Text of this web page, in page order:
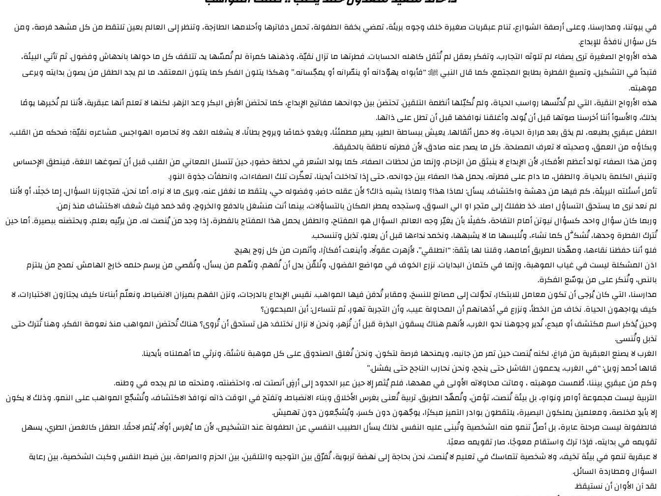
في بيوتنا، ومدارسنا، وعلى أرصفة الشوارع، تنام عبقريات صغيرة خلف وجوه بريئة، تمضي بخفة الطفولة، تحمل دفاترها وأحلامها الطازجة، وتنظر إلى العالم بعين تلتقط من كل مشهد فرصة، ومن
كل سؤال نافذةً للإبداع.
هذه الأرواح الصغيرة ترى بصفاء لم تلوثه التجارب، وتفكر بعقل لم تُثقل كاهله الحسابات. فطرتها ما تزال نقيّة، وذهنها كمرآة لم تُمسّها يد، تتلقف كل ما حولها باندهاش وفضول. ثم تأتي البيئة،
فتبدأ في التشكيل، وتصبغ الفطرة بطابع المجتمع، كما قال النبي ﷺ: “فأبواه يهوّدانه أو ينصّرانه أو يمجّسانه.” وهكذا يتلون الفكر كما يتلون المعتقد، ما لم يجد الطفل من يصون بدايته ويرعى
موهبته.
هذه الأرواح النقية، التي لم تُدنّسها رواسب الحياة، ولم تُكبّلها أنظمة التلقين. تحتضن بين جوانحها مفاتيح الإبداع، كما تحتضن الأرض البكر وعد الزهر. لكنها لا تعلم أنها عبقرية، لأننا لم نُخبرها يومًا
بذلك، والأسوأ أننا أخرسنا صوتها قبل أن يُولد، وأغلقنا نوافذها قبل أن تطل على ذاتها.
الطفل عبقري بطبعه، لم يذق بعد مرارة الحياة، ولا حمل أثقالها. يعيش ببساطة الطير، يطير مطمئنًا، ويغدو خماصًا ويروح بطانًا، لا يشغله الغد، ولا تحاصره الهواجس. مشاعره نقيّة؛ ضحكه من القلب،
وبكاؤه من العمق، وصحبته لا تعرف المصلحة. كل ما يصدر عنه صادق، لأن فطرته ناطقة بالحقيقة.
ومن هذا الصفاء تولد أعظم الأفكار، لأن الإبداع لا ينبثق من الزحام، وإنما من لحظات الصفاء. كما يولد الشعر في لحظة حضور، حين تتسلل المعاني من القلب قبل أن تصوغها اللغة، فينطق الإحساس
وتنبض الكلمة بالحياة. والطفل، ما دام على فطرته، يحمل هذا الصفاء بين جوانحه، حتى إذا تداخلت أيدينا، تعكّرت تلك الصفاءات، وانطفأت جذوة النور.
تأمل أسئلته البريئة، كم فيها من دهشة واكتشاف. يسأل: لماذا هذا؟ ولماذا يشبه ذاك؟ لأن عقله حاضر، وفضوله حي، يلتقط ما نغفل عنه، ويرى ما لا نراه. أما نحن، فتجاوزنا السؤال، إما خجلًا، أو لأننا
لم نعد نرى ما يستحق التساؤل اصلا. خذ طفلك إلى متجر او الي السوق، وستجده يمطر المكان بالتساؤلات، بينما أنت منشغل بالدفع والخروج، وقد خمد فيك شغف الاكتشاف منذ زمن.
وربما كان سؤال واحد، كسؤال نيوتن أمام التفاحة، كفيلًا بأن يغيّر وجه العالم. السؤال هو المفتاح، والطفل يحمل هذا المفتاح بالفطرة، إذا وجد من يُنصت له، من يربّيه بعلم، ويحتضنه ببصيرة. أما حين
تُترك الفطرة وحدها، تُشكَّل كما نشاء، ونُلبسها ما لا يشبهها، ونخمد نداءها قبل أن يعلو، تذبل وتنسحب.
فلو أننا حفظنا نقاءها، ومهّدنا الطريق أمامها، وقلنا لها بثقة: “انطلقي”، لأزهرت عقولًا، وأينعت أفكارًا، وأثمرت من كل زوج بهيج.
اذن المشكلة ليست في غياب الموهبة، وإنما في كتمان البدايات. نزرع الخوف في مواضع الفضول، ونُلقّن بدل أن نُفهم، ونتّهم من يسأل، ونُقصي من يرسم حلمه خارج الهامش. نمدح من يلتزم
بالنص، ونُنكر على من يوسّع الفكرة.
مدارسنا، التي كان يُرجى أن تكون معامل للابتكار، تحوّلت إلى مصانع للنسخ، ومقابر تُدفن فيها المواهب. نقيس الإبداع بالدرجات، ونزن الفهم بميزان الانضباط، ونعلّم أبناءنا كيف يجتازون الاختبارات، لا
كيف يواجهون الحياة. نخاف من الخطأ، ونزرع في أذهانهم أن المحاولة عيب، وأن التجربة تهور، ثم نتساءل: أين المبدعون؟
وحين يُذكر اسم مكتشف أو مبدع، نُدير وجوهنا نحو الغرب، لأنهم هناك يسقون البذرة قبل أن تُزهر، ونحن لا نزال نختلف: هل تستحق أن تُروى؟ هناك تُحتضن المواهب منذ نعومة الفكر، وهنا تُترك حتى
تذبل وتُنسى.
الغرب لا يصنع العبقرية من فراغ، لكنه يُنصت حين تمر من جانبه، ويمنحها فرصة لتكون. ونحن نُغلق الصندوق على كل موهبة ناشئة، ونرثي ما أهملناه بأيدينا.
قالها أحمد زويل: “في الغرب، يدعمون الفاشل حتى ينجح، ونحن نحارب الناجح حتى يفشل.”
وكم من عبقري بيننا، طُمست موهبته ، وماتت محاولاته الأولى في مهدها، فلم يُثمر إلا حين عبر الحدود إلى أرضٍ أنصتت له، واحتضنته، ومنحته ما لم يجده في وطنه.
التربية ليست مجموعة أوامر ونواهٍ، بل بيئة تُنصت، تؤمن، وتُمهّد الطريق. تربية تُعنى بغرس الأخلاق وبناء الانضباط، وتفتح في الوقت ذاته نوافذ الاكتشاف، وتُشجّع المواهب على النمو. وذلك لا يكون
إلا بأيدٍ مخلصة، ومعلمين يملكون البصيرة، يلتقطون بوادر التميز مبكرًا، يوجّهون دون كسر، ويُشجّعون دون تهميش.
فالطفولة ليست مرحلة عابرة، بل أصلٌ تنمو منه الشخصية وتُبنى عليه النفس. لذلك يسأل الطبيب النفسي عن الطفولة عند التشخيص، لأن ما يُغرس أولًا، يُثمر لاحقًا. الطفل كالغصن الطري، يسهل
تقويمه في بدايته، فإذا ترك واستقام معوجًا، صار تقويمه صعبًا.
لا عبقرية تنمو في بيئة تخيف، ولا شخصية تتماسك في تعليم لا يُنصت. نحن بحاجة إلى نهضة تربوية، تُفرّق بين التوجيه والتلقين، بين الحزم والصرامة، بين ضبط النفس وكبت الشخصية، بين رعاية
السؤال ومطاردة السائل.
لقد آن الأوان أن نستيقظ.